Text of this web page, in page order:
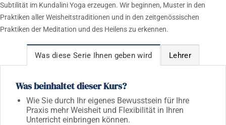
Subtilität im Kundalini Yoga erzeugen. Wir beginnen, Muster in den
Praktiken aller Weisheitstraditionen und in den zeitgenössischen
Praktiken der Meditation und des Heilens zu erkennen.
Was diese Serie Ihnen geben wird Lehrer
Was beinhaltet dieser Kurs?
Wie Sie durch Ihr eigenes Bewusstsein für Ihre
Praxis mehr Weisheit und Flexibilität in Ihren
Unterricht einbringen können.